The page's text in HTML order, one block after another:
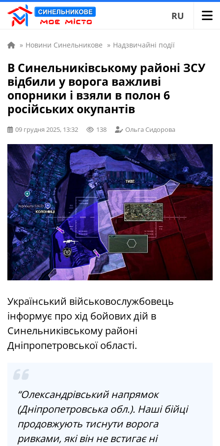
RU
» Новини Синельникове » Надзвичайні події
В Синельниківському районі ЗСУ
відбили у ворога важливі
опорники і взяли в полон 6
російських окупантів
09 грудня 2025, 13:32 138 Ольга Сидорова
Український військовослужбовець
інформує про хід бойових дій в
Синельниківському районі
Дніпропетровської області.
“Олександрівський напрямок
(Дніпропетровська обл.). Наші бійці
продовжують тиснути ворога
ривками, які він не встигає ні